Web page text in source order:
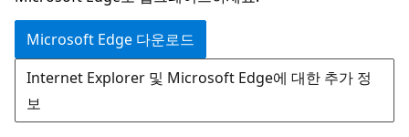
로
건
너
뛰
기
Microsoft Edge 다운로드
Internet Explorer 및 Microsoft Edge에 대한 추가 정
보